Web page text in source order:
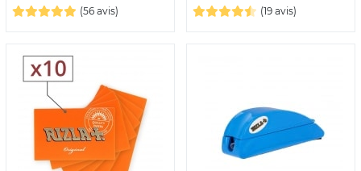
(56 avis)
(19 avis)